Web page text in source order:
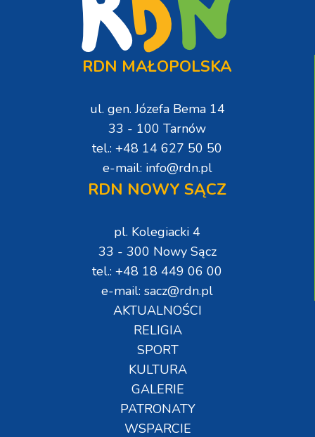
RDN MAŁOPOLSKA
ul. gen. Józefa Bema 14
33 - 100 Tarnów
tel.: +48 14 627 50 50
e-mail: info@rdn.pl
RDN NOWY SĄCZ
pl. Kolegiacki 4
33 - 300 Nowy Sącz
tel.: +48 18 449 06 00
e-mail: sacz@rdn.pl
AKTUALNOŚCI
RELIGIA
SPORT
KULTURA
GALERIE
PATRONATY
WSPARCIE